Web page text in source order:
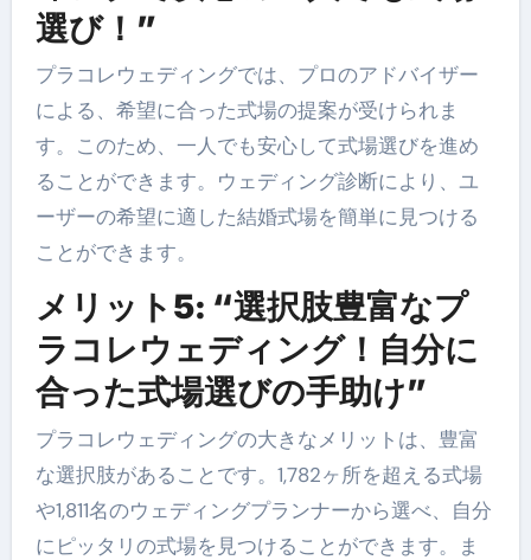
選び！”
プラコレウェディングでは、プロのアドバイザー
による、希望に合った式場の提案が受けられま
す。このため、一人でも安心して式場選びを進め
ることができます。ウェディング診断により、ユ
ーザーの希望に適した結婚式場を簡単に見つける
ことができます。
メリット5: “選択肢豊富なプ
ラコレウェディング！自分に
合った式場選びの手助け”
プラコレウェディングの大きなメリットは、豊富
な選択肢があることです。1,782ヶ所を超える式場
や1,811名のウェディングプランナーから選べ、自分
にピッタリの式場を見つけることができます。ま